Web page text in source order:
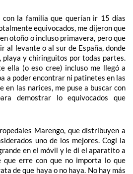
con la familia que querían ir 15 días
equivocados, me dijeron que
otoño o incluso primavera, pero que
al levante o al sur de España, donde
playa y chiringuitos por todas partes.
ella (o eso cree) incluso me llegó a
a poder encontrar ni patinetes en las
en las narices, me puse a buscar con
demostrar lo equivocados que
Marengo, que distribuyen a
uno de los mejores. Cogí la
en el móvil y le di el aparatito a
que erre con que no importa lo que
de que haya o no haya. No hay más